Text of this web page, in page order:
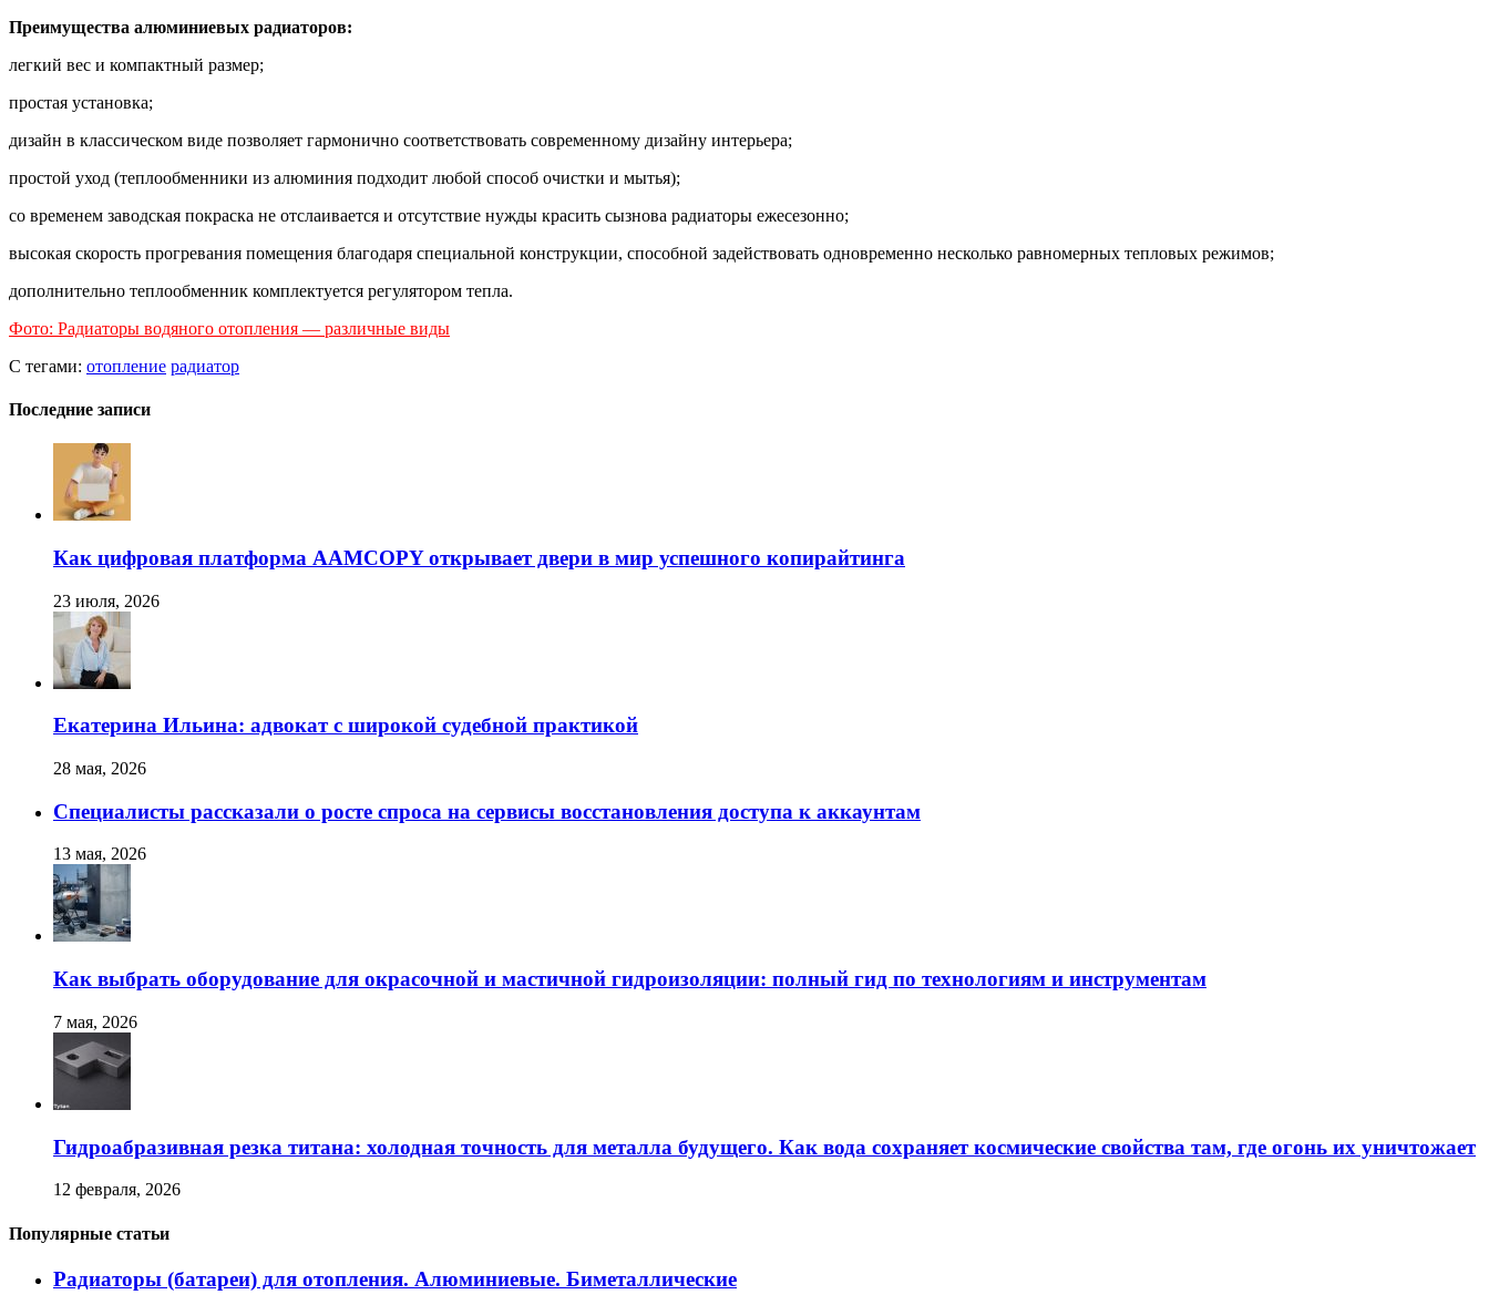
Преимущества алюминиевых радиаторов:
легкий вес и компактный размер;
простая установка;
дизайн в классическом виде позволяет гармонично соответствовать современному дизайну интерьера;
простой уход (теплообменники из алюминия подходит любой способ очистки и мытья);
со временем заводская покраска не отслаивается и отсутствие нужды красить сызнова радиаторы ежесезонно;
высокая скорость прогревания помещения благодаря специальной конструкции, способной задействовать одновременно несколько равномерных тепловых режимов;
дополнительно теплообменник комплектуется регулятором тепла.
Фото: Радиаторы водяного отопления — различные виды
С тегами: отопление радиатор
Последние записи
Как цифровая платформа AAMCOPY открывает двери в мир успешного копирайтинга
23 июля, 2026
Екатерина Ильина: адвокат с широкой судебной практикой
28 мая, 2026
Специалисты рассказали о росте спроса на сервисы восстановления доступа к аккаунтам
13 мая, 2026
Как выбрать оборудование для окрасочной и мастичной гидроизоляции: полный гид по технологиям и инструментам
7 мая, 2026
Гидроабразивная резка титана: холодная точность для металла будущего. Как вода сохраняет космические свойства там, где огонь их уничтожает
12 февраля, 2026
Популярные статьи
Радиаторы (батареи) для отопления. Алюминиевые. Биметаллические